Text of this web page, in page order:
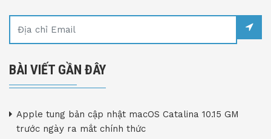
BÀI VIẾT GẦN ĐÂY
Apple tung bản cập nhật macOS Catalina 10.15 GM
trước ngày ra mắt chính thức